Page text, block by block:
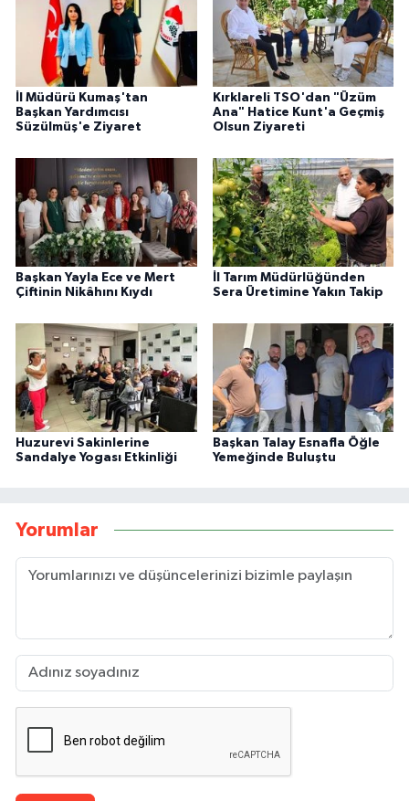
İl Müdürü Kumaş'tan
Başkan Yardımcısı
Süzülmüş'e Ziyaret
Kırklareli TSO'dan "Üzüm
Ana" Hatice Kunt'a Geçmiş
Olsun Ziyareti
Başkan Yayla Ece ve Mert
Çiftinin Nikâhını Kıydı
İl Tarım Müdürlüğünden
Sera Üretimine Yakın Takip
Huzurevi Sakinlerine
Sandalye Yogası Etkinliği
Başkan Talay Esnafla Öğle
Yemeğinde Buluştu
Yorumlar